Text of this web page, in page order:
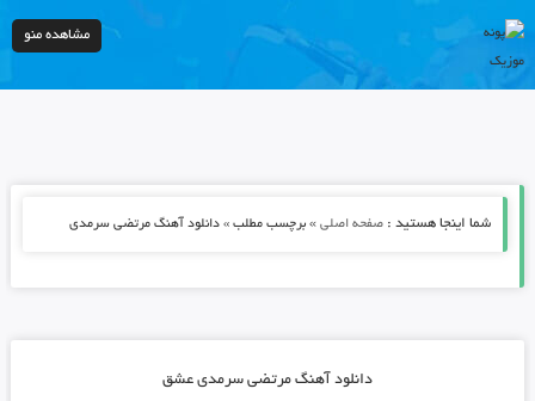
مشاهده منو
شما اینجا هستید : صفحه اصلی» برچسب مطلب » دانلود آهنگ مرتضی سرمدی
دانلود آهنگ مرتضی سرمدی عشق